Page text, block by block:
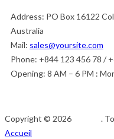
Address: PO Box 16122
Australia
Mail: sales@yoursite.com
Phone: +844 123 456 78 /
Opening: 8 AM – 6 PM :
Copyright © 2026
.
Accueil